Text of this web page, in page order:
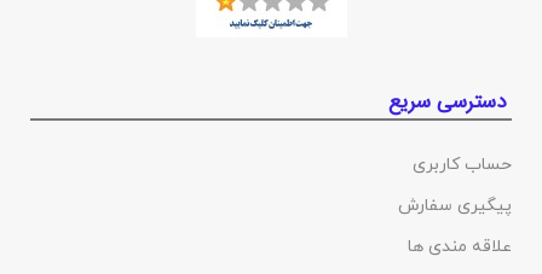
دسترسی سریع
حساب کاربری
پیگیری سفارش
علاقه مندی ها